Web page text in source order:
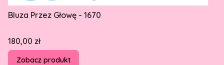
Bluza Przez Głowę - 1670
Cena
180,00 zł
Zobacz produkt